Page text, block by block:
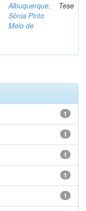
Albuquerque,
Sônia Pinto
Melo de
Tese
1
1
1
1
1